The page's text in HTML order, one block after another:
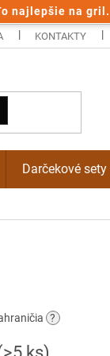
najlepšie na gril.
KONTAKTY
Darčekové sety
?